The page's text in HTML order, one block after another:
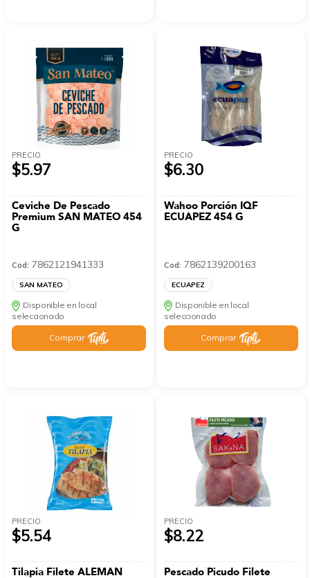
PRECIO
$5.97
Ceviche De Pescado
Premium SAN MATEO 454
G
Cod: 7862121941333
SAN MATEO
Disponible en local
seleccionado
Comprar
PRECIO
$6.30
Wahoo Porción IQF
ECUAPEZ 454 G
Cod: 7862139200163
ECUAPEZ
Disponible en local
seleccionado
Comprar
PRECIO
$5.54
Tilapia Filete ALEMAN
PRECIO
$8.22
Pescado Picudo Filete